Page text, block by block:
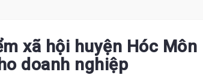
xã hội huyện Hóc Môn
doanh nghiệp